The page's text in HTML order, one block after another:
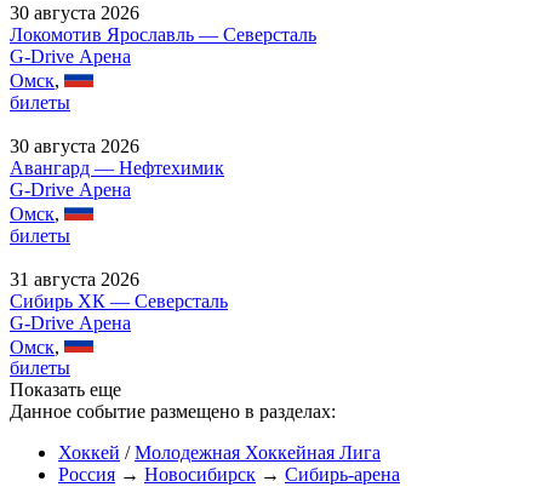
30 августа 2026
Локомотив Ярославль — Северсталь
G-Drive Арена
Омск,
билеты
30 августа 2026
Авангард — Нефтехимик
G-Drive Арена
Омск,
билеты
31 августа 2026
Сибирь ХК — Северсталь
G-Drive Арена
Омск,
билеты
Показать еще
Данное событие размещено в разделах:
Хоккей /Молодежная Хоккейная Лига
Россия → Новосибирск → Сибирь-арена